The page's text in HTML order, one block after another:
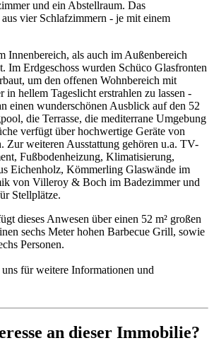
und ein Abstellraum. Das
aus vier Schlafzimmern - je mit einem
Innenbereich, als auch im Außenbereich
Im Erdgeschoss wurden Schüco Glasfronten
um den offenen Wohnbereich mit
in hellem Tageslicht erstrahlen zu lassen -
einen wunderschönen Ausblick auf den 52
die Terrasse, die mediterrane Umgebung
verfügt über hochwertige Geräte von
Zur weiteren Ausstattung gehören u.a. TV-
Fußbodenheizung, Klimatisierung,
Eichenholz, Kömmerling Glaswände im
von Villeroy & Boch im Badezimmer und
Stellplätze.
dieses Anwesen über einen 52 m² großen
sechs Meter hohen Barbecue Grill, sowie
Personen.
für weitere Informationen und
an dieser Immobilie?